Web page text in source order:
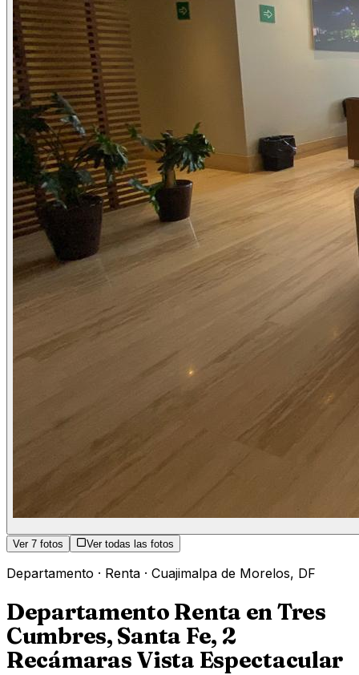
Ver 7 fotos Ver todas las fotos
Departamento · Renta · Cuajimalpa de Morelos, DF
Departamento Renta en Tres
Cumbres, Santa Fe, 2
Recámaras Vista Espectacular